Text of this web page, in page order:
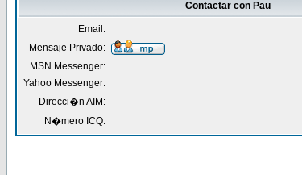
Contactar con Pau
Email:
Mensaje Privado:
MSN Messenger:
Yahoo Messenger:
Direcci�n AIM:
N�mero ICQ: